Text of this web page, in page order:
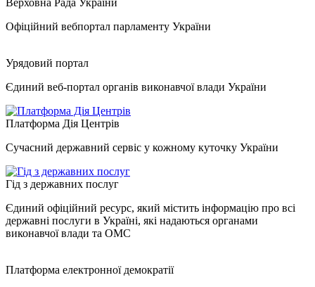
Верховна Рада України
Офіційний вебпортал парламенту України
Урядовий портал
Єдиний веб-портал органів виконавчої влади України
Платформа Дія Центрів
Сучасний державний сервіс у кожному куточку України
Гід з державних послуг
Єдиний офіційний ресурс, який містить інформацію про всі
державні послуги в Україні, які надаються органами
виконавчої влади та ОМС
Платформа електронної демократії